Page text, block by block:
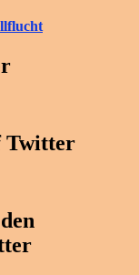
Twitter